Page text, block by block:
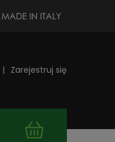
Zarejestruj się